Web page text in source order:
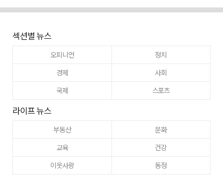
섹션별 뉴스
오피니언
정치
경제
사회
국제
스포츠
라이프 뉴스
부동산
문화
교육
건강
이웃사랑
동정